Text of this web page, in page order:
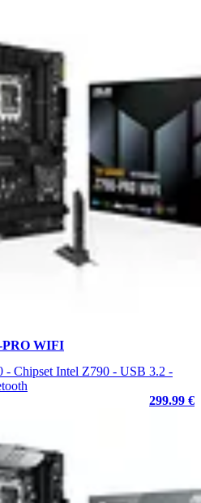
PRO WIFI
- Chipset Intel Z790 - USB 3.2 -
299.99 €